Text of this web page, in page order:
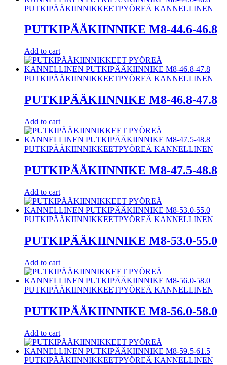
PUTKIPÄÄKIINNIKKEETPYÖREÄ KANNELLINEN
PUTKIPÄÄKIINNIKE M8-44.6-46.8
Add to cart
PUTKIPÄÄKIINNIKKEETPYÖREÄ KANNELLINEN
PUTKIPÄÄKIINNIKE M8-46.8-47.8
Add to cart
PUTKIPÄÄKIINNIKKEETPYÖREÄ KANNELLINEN
PUTKIPÄÄKIINNIKE M8-47.5-48.8
Add to cart
PUTKIPÄÄKIINNIKKEETPYÖREÄ KANNELLINEN
PUTKIPÄÄKIINNIKE M8-53.0-55.0
Add to cart
PUTKIPÄÄKIINNIKKEETPYÖREÄ KANNELLINEN
PUTKIPÄÄKIINNIKE M8-56.0-58.0
Add to cart
PUTKIPÄÄKIINNIKKEETPYÖREÄ KANNELLINEN